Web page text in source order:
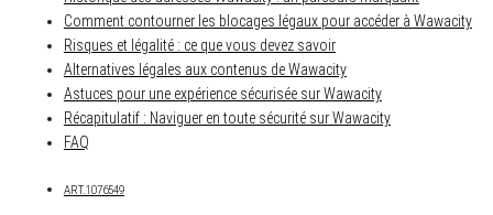
Comment contourner les blocages légaux pour accéder à Wawacity
Risques et légalité : ce que vous devez savoir
Alternatives légales aux contenus de Wawacity
Astuces pour une expérience sécurisée sur Wawacity
Récapitulatif : Naviguer en toute sécurité sur Wawacity
FAQ
ART.1076549